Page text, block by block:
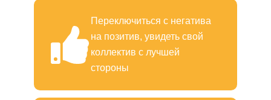
Переключиться с негатива
на позитив, увидеть свой
коллектив с лучшей
стороны